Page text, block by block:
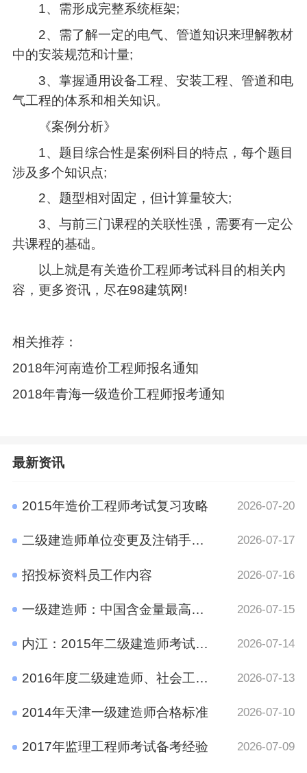
1、需形成完整系统框架;
2、需了解一定的电气、管道知识来理解教材
中的安装规范和计量;
3、掌握通用设备工程、安装工程、管道和电
气工程的体系和相关知识。
《案例分析》
1、题目综合性是案例科目的特点，每个题目
涉及多个知识点;
2、题型相对固定，但计算量较大;
3、与前三门课程的关联性强，需要有一定公
共课程的基础。
以上就是有关造价工程师考试科目的相关内
容，更多资讯，尽在98建筑网!
相关推荐：
2018年河南造价工程师报名通知
2018年青海一级造价工程师报考通知
最新资讯
2015年造价工程师考试复习攻略 2026-07-20
二级建造师单位变更及注销手续规定 2026-07-17
招投标资料员工作内容 2026-07-16
一级建造师：中国含金量最高的十大证书之一 2026-07-15
内江：2015年二级建造师考试报名时间通知 2026-07-14
2016年度二级建造师、社会工作者、二级注册计量师、管理咨询师资格考试考后资格审查的公告 2026-07-13
2014年天津一级建造师合格标准 2026-07-10
2017年监理工程师考试备考经验 2026-07-09